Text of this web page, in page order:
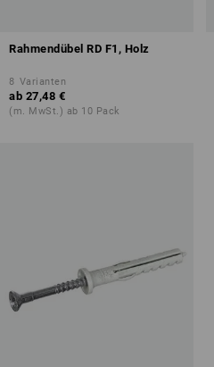
Rahmendübel RD F1, Holz
8 Varianten
ab 27,48 €
(m. MwSt.) ab 10 Pack